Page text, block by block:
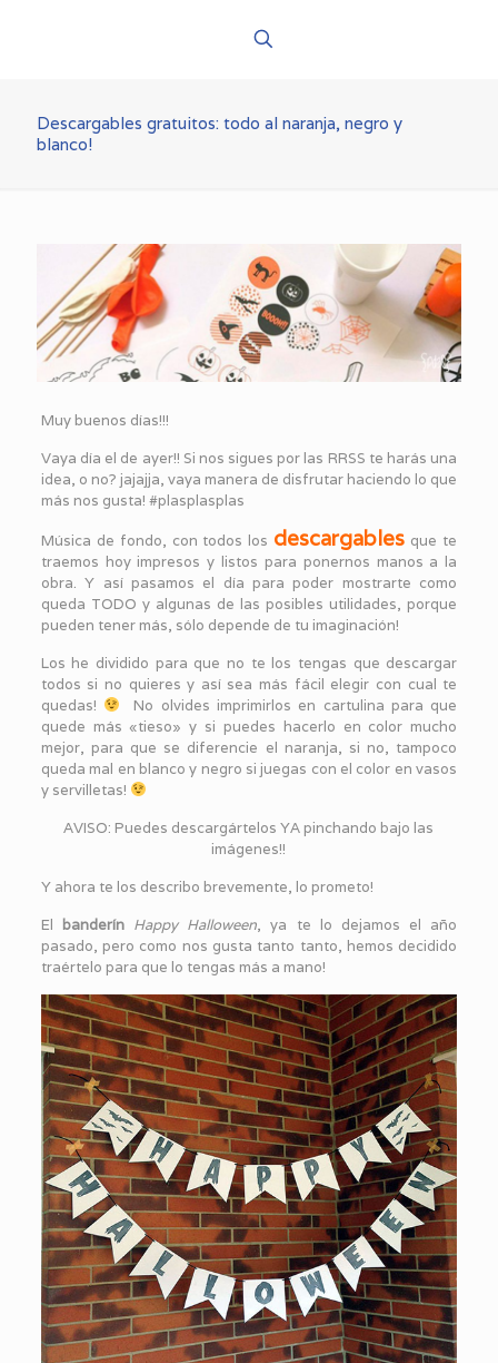
Descargables gratuitos: todo al naranja, negro y
blanco!
Muy buenos días!!!
Vaya día el de ayer!! Si nos sigues por las RRSS te harás una
idea, o no? jajajja, vaya manera de disfrutar haciendo lo que
más nos gusta! #plasplasplas
Música de fondo, con todos los descargables que te
traemos hoy impresos y listos para ponernos manos a la
obra. Y así pasamos el día para poder mostrarte como
queda TODO y algunas de las posibles utilidades, porque
pueden tener más, sólo depende de tu imaginación!
Los he dividido para que no te los tengas que descargar
todos si no quieres y así sea más fácil elegir con cual te
quedas!
No olvides imprimirlos en cartulina para que
quede más «tieso» y si puedes hacerlo en color mucho
mejor, para que se diferencie el naranja, si no, tampoco
queda mal en blanco y negro si juegas con el color en vasos
y servilletas!
AVISO: Puedes descargártelos YA pinchando bajo las
imágenes!!
Y ahora te los describo brevemente, lo prometo!
El banderín Happy Halloween, ya te lo dejamos el año
pasado, pero como nos gusta tanto tanto, hemos decidido
traértelo para que lo tengas más a mano!